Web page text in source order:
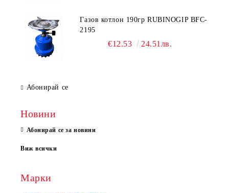
Газов котлон 190гр RUBINOGIP BFC-
2195
€12.53 24.51лв.
Абонирай се
Новини
Абонирай се за новини
Виж всички
Марки